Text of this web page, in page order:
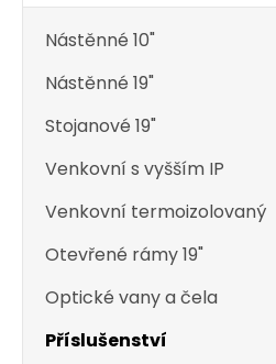
Nástěnné 10"
Nástěnné 19"
Stojanové 19"
Venkovní s vyšším IP
Venkovní termoizolovaný
Otevřené rámy 19"
Optické vany a čela
Příslušenství